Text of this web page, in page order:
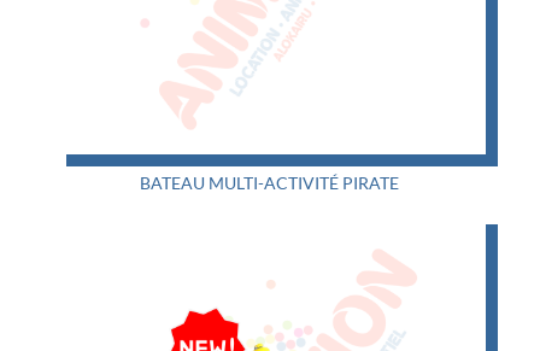
BATEAU MULTI-ACTIVITÉ PIRATE